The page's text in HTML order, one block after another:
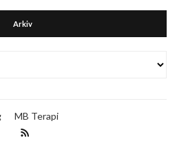
Arkiv
MB Terapi